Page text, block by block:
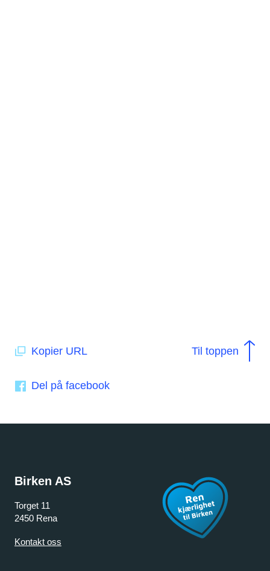
Kopier URL
Del på facebook
Til toppen
Birken AS
Torget 11
2450 Rena
Kontakt oss